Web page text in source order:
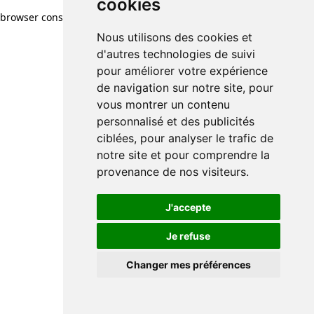
cookies
Nous utilisons des cookies et
d'autres technologies de suivi
pour améliorer votre expérience
de navigation sur notre site, pour
vous montrer un contenu
personnalisé et des publicités
ciblées, pour analyser le trafic de
notre site et pour comprendre la
provenance de nos visiteurs.
J'accepte
Je refuse
Changer mes préférences
cookies
Nous utilisons des cookies et
d'autres technologies de suivi
pour améliorer votre expérience
de navigation sur notre site, pour
vous montrer un contenu
personnalisé et des publicités
ciblées, pour analyser le trafic de
notre site et pour comprendre la
provenance de nos visiteurs.
J'accepte
Je refuse
Changer mes préférences
browser console for more information)